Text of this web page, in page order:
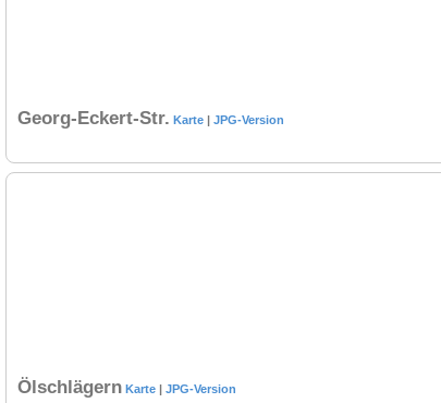
Georg-Eckert-Str. Karte | JPG-Version
Ölschlägern Karte | JPG-Version